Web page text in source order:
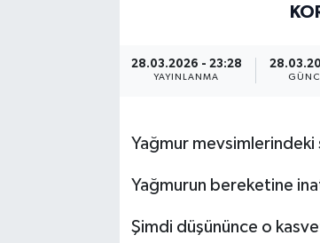
28.03.2026 - 23:28
YAYINLANMA
Yağmur
Yağmurun bereketine
Şimdi düşününce o